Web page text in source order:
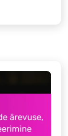
on oluline
end ise
ühtegi